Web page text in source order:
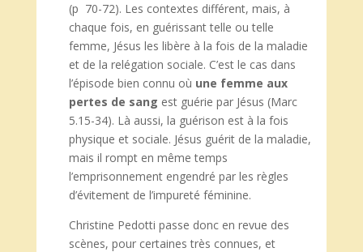
(p 70-72). Les contextes différent, mais, à
chaque fois, en guérissant telle ou telle
femme, Jésus les libère à la fois de la maladie
et de la relégation sociale. C’est le cas dans
l’épisode bien connu où une femme aux
pertes de sang est guérie par Jésus (Marc
5.15-34). Là aussi, la guérison est à la fois
physique et sociale. Jésus guérit de la maladie,
mais il rompt en même temps
l’emprisonnement engendré par les règles
d’évitement de l’impureté féminine.
Christine Pedotti passe donc en revue des
scènes, pour certaines très connues, et